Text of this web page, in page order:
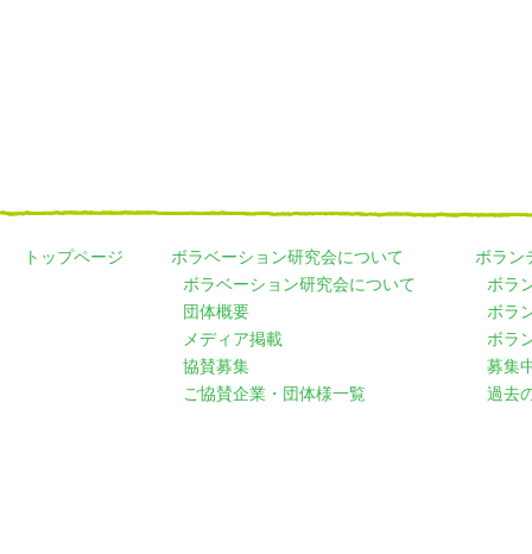
トップページ
ボラベーション研究会について
ボラベーション研究会について
団体概要
メディア掲載
協賛募集
ご協賛企業・団体様一覧
ボラン
ボラ
ボラ
ボラ
募集
過去